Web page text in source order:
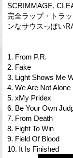
SCRIMMAGE,
完全ラップ・トラ
ンなサウスっぽい
1. From P.R.
2. Fake
3. Light Shows Me
4. We Are Not Alone
5. xMy Pridex
6. Be Your Own
7. From Death
8. Fight To Win
9. Field Of Blood
10. It Is Finished